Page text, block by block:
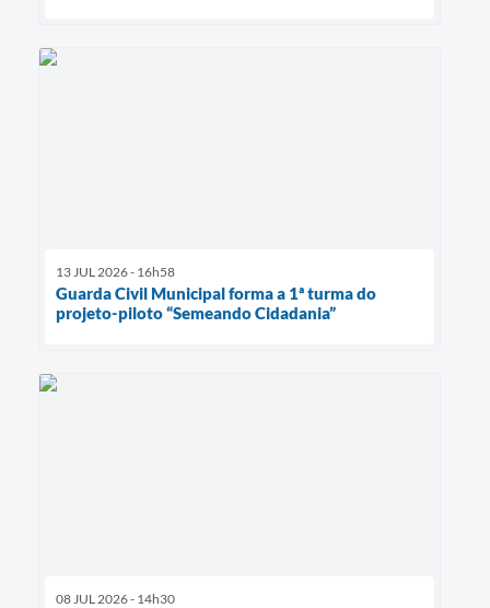
13 JUL 2026 - 16h58
Guarda Civil Municipal forma a 1ª turma do
projeto-piloto “Semeando Cidadania”
08 JUL 2026 - 14h30